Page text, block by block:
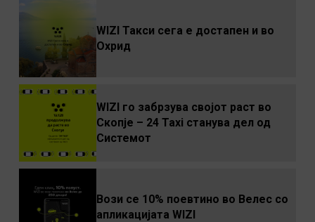
WIZI Такси сега е достапен и во
Охрид
WIZI го забрзува својот раст во
Скопје – 24 Taxi станува дел од
Системот
Вози се 10% поевтино во Велес со
апликацијата WIZI